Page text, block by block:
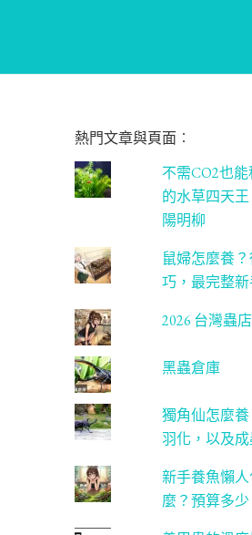
熱門文章與頁面︰
不需CO2也
的水草四天
陽明柳
鼠婦怎麼養
巧，最完整新
2026 台灣蟲
黑蟲倉庫
獨角仙怎麼
羽化，以及
新手養魚懶
麼？預算多